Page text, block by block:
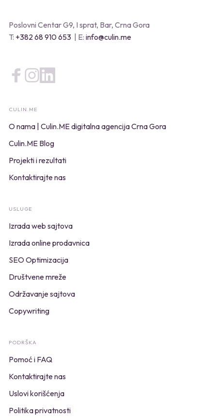
Poslovni Centar G9, I sprat, Bar, Crna Gora
T: +382 68 910 653| E: info@culin.me
CULIN.ME
O nama | Culin.ME digitalna agencija Crna Gora
Culin.ME Blog
Projekti i rezultati
Kontaktirajte nas
USLUGE
Izrada web sajtova
Izrada online prodavnica
SEO Optimizacija
Društvene mreže
Održavanje sajtova
Copywriting
PODRŠKA
Pomoć i FAQ
Kontaktirajte nas
Uslovi korišćenja
Politika privatnosti